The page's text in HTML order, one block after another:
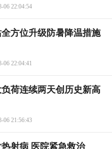
06 22:04:54
方位升级防暑降温措施
06 22:04:41
荷连续两天创历史新高
06 21:56:43
射病 医院紧急救治